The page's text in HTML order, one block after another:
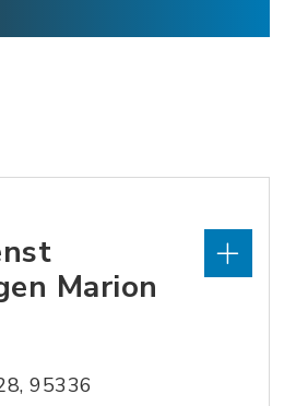
Marion
95336